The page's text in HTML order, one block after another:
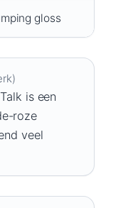
gloss
is een
roze
veel